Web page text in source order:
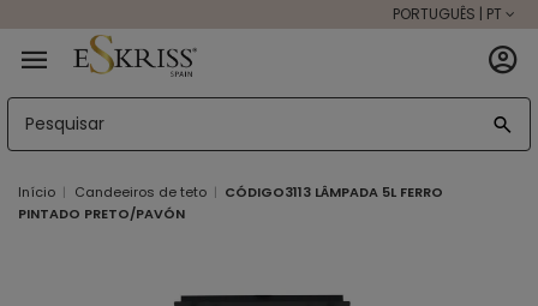
PORTUGUÊS | PT
Início Candeeiros de teto
CÓDIGO3113 LÂMPADA 5L FERRO
PINTADO PRETO/PAVÓN